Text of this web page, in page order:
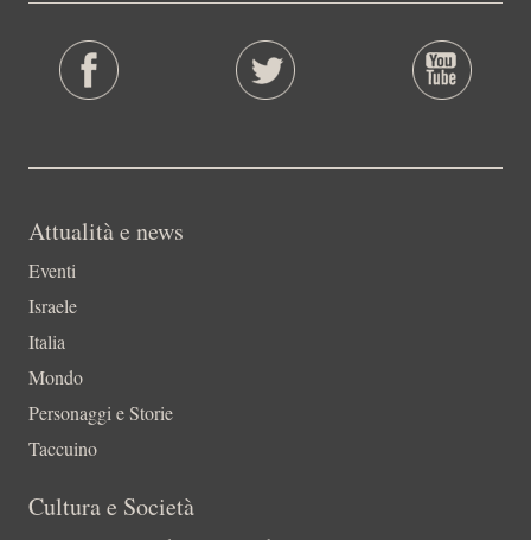
Attualità e news
Eventi
Israele
Italia
Mondo
Personaggi e Storie
Taccuino
Cultura e Società